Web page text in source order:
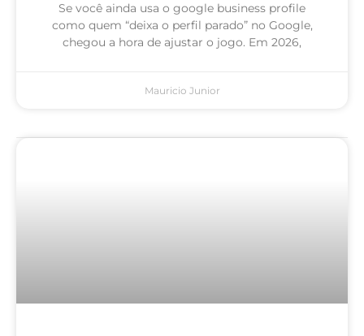
Se você ainda usa o google business profile
como quem “deixa o perfil parado” no Google,
chegou a hora de ajustar o jogo. Em 2026,
Mauricio Junior